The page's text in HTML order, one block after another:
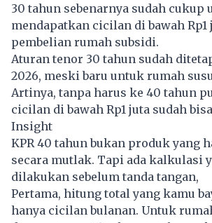
30 tahun sebenarnya sudah cukup
mendapatkan cicilan di bawah
pembelian rumah subsidi.
Aturan tenor 30 tahun sudah
2026, meski baru untuk rumah
Artinya, tanpa harus ke 40 tahun
cicilan di bawah Rp1 juta sudah
Insight
KPR 40 tahun bukan produk yang
secara mutlak. Tapi ada kalkulasi
dilakukan sebelum tanda tangan,
Pertama, hitung total yang kamu
hanya cicilan bulanan. Untuk